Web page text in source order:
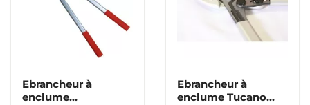
Ebrancheur à
enclume
Ebrancheur à
enclume Tucano